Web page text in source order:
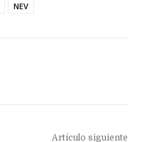
NEV
Artículo siguiente